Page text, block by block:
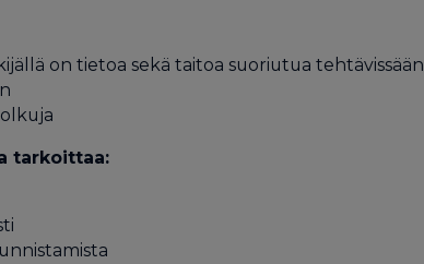
on tietoa sekä taitoa suoriutua tehtävissään
tarkoittaa: